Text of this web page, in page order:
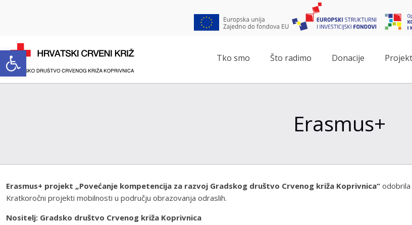
Open toolbar Tko smo Što radimo Donacije
Erasmus+
Erasmus+ projekt „Povećanje kompetencija za razvoj Gradskog društvo Crvenog križa Koprivnica“ odobrila
Kratkoročni projekti mobilnosti u području obrazovanja odraslih.
Nositelj: Gradsko društvo Crvenog križa Koprivnica